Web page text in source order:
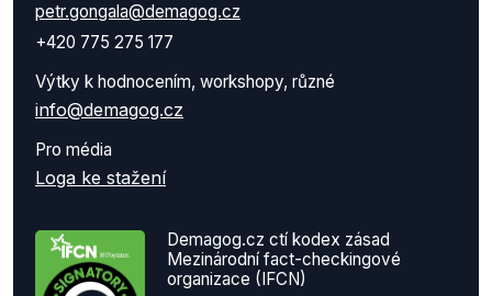
petr.gongala@demagog.cz
+420 775 275 177
Výtky k hodnocením, workshopy, různé
info@demagog.cz
Pro média
Loga ke stažení
Demagog.cz ctí kodex zásad
Mezinárodní fact-checkingové
organizace (IFCN)